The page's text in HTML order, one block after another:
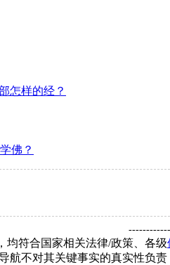
怎样的经？
佛？
均符合国家相关法律/政策、各级
航不对其关键事实的真实性负